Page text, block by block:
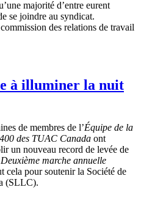
majorité d’entre eurent
se joindre au syndicat.
des relations de travail
à illuminer la nuit
de membres de l’Équipe de la
des TUAC Canada ont
un nouveau record de levée de
Deuxième marche annuelle
cela pour soutenir la Société de
(SLLC).